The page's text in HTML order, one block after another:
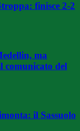
finisce 2-2
ma
comunicato del
il Sassuolo